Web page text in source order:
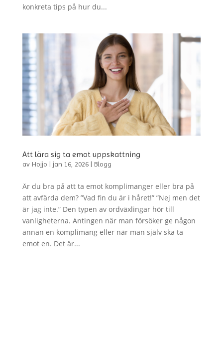
konkreta tips på hur du...
Att lära sig ta emot uppskattning
av Hojjo | jan 16, 2026| Blogg
Är du bra på att ta emot komplimanger eller bra på
att avfärda dem? ”Vad fin du är i håret!” ”Nej men det
är jag inte.” Den typen av ordväxlingar hör till
vanligheterna. Antingen när man försöker ge någon
annan en komplimang eller när man själv ska ta
emot en. Det är...